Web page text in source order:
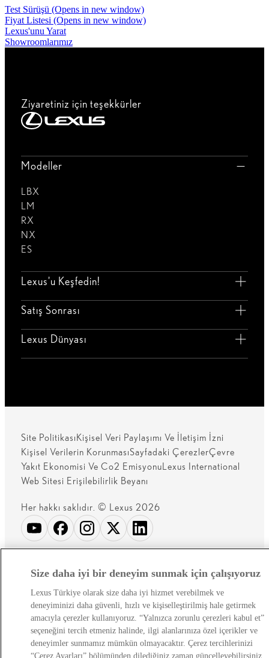
Test Sürüşü (Opens in new window)
Fiyat Listesi (Opens in new window)
Lexus'unu Yarat
Showroomlarımız
Ziyaretiniz için teşekkürler
Modeller
LBX
LM
RX
NX
ES
Lexus'u Keşfedin!
Satış Sonrası
Lexus Dünyası
Site Politikası Kişisel Veri Paylaşımı Ve İletişim İzni
Kişisel Verilerin KorunmasıSayfadaki ÇerezlerÇevre
Yakıt Ekonomisi Ve Co2 EmisyonuLexus International
Web Sitesi Erişilebilirlik Beyanı
Her hakkı saklıdır. © Lexus 2026
Size daha iyi bir deneyim sunmak için çalışıyoruz
Lexus Türkiye olarak size daha iyi hizmet verebilmek ve
deneyiminizi daha güvenli, hızlı ve kişiselleştirilmiş hale getirmek
amacıyla çerezler kullanıyoruz. “Yalnızca zorunlu çerezleri kabul et”
seçeneğini tercih etmeniz halinde, ilgi alanlarınıza özel içerikler ve
deneyimler sunmamız mümkün olmayacaktır. Çerez tercihlerinizi
“Çerez Ayarları” bölümünden dilediğiniz zaman güncelleyebilirsiniz.